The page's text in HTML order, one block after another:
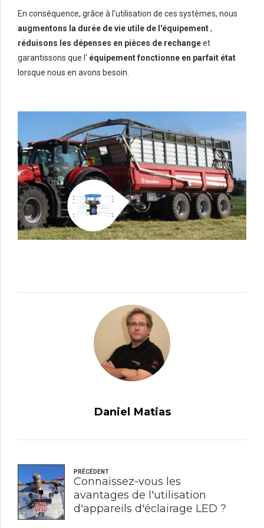
En conséquence, grâce à l'utilisation de ces systèmes, nous
augmentons la durée de vie utile de l'équipement,
réduisons les dépenses en pièces de rechangeet
garantissons que l' équipement fonctionne en parfait état
lorsque nous en avons besoin.
Daniel Matias
PRÉCÉDENT
Connaissez-vous les
avantages de l'utilisation
d'appareils d'éclairage LED ?